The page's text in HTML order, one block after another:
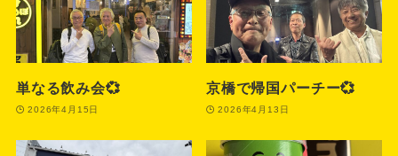
単なる飲み会💞
2026年4月15日
京橋で帰国パーチー💞
2026年4月13日